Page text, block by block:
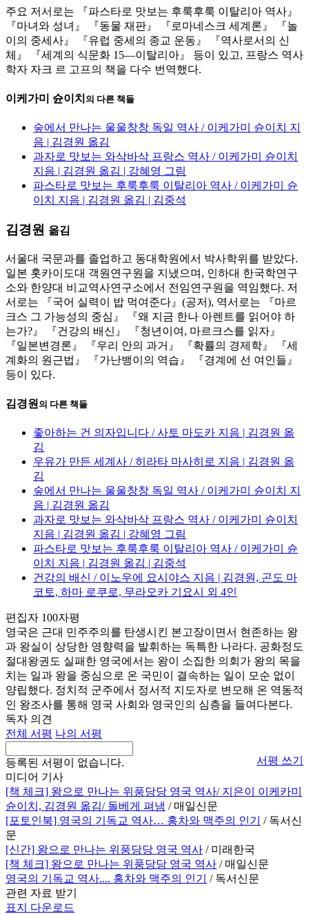
주요 저서로는 『파스타로 맛보는 후룩후룩 이탈리아 역사』
『마녀와 성녀』 『동물 재판』 『로마네스크 세계론』 『놀
이의 중세사』 『유럽 중세의 종교 운동』 『역사로서의 신
체』 『세계의 식문화 15―이탈리아』 등이 있고, 프랑스 역사
학자 자크 르 고프의 책을 다수 번역했다.
이케가미 슌이치 의 다른 책들
숲에서 만나는 울울창창 독일 역사 / 이케가미 슌이치 지
음 | 김경원 옮김
과자로 맛보는 와삭바삭 프랑스 역사 / 이케가미 슌이치
지음 | 김경원 옮김 | 강혜영 그림
파스타로 맛보는 후룩후룩 이탈리아 역사 / 이케가미 슌
이치 지음 | 김경원 옮김 | 김중석
김경원 옮김
서울대 국문과를 졸업하고 동대학원에서 박사학위를 받았다.
일본 홋카이도대 객원연구원을 지냈으며, 인하대 한국학연구
소와 한양대 비교역사연구소에서 전임연구원을 역임했다. 저
서로는 『국어 실력이 밥 먹여준다』(공저), 역서로는 『마르
크스 그 가능성의 중심』 『왜 지금 한나 아렌트를 읽어야 하
는가?』 『건강의 배신』 『청년이여, 마르크스를 읽자』
『일본변경론』 『우리 안의 과거』 『확률의 경제학』 『세
계화의 원근법』 『가난뱅이의 역습』 『경계에 선 여인들』
등이 있다.
김경원 의 다른 책들
좋아하는 건 의자입니다 / 사토 마도카 지음 | 김경원 옮
김
우유가 만든 세계사 / 히라타 마사히로 지음 | 김경원 옮
김
숲에서 만나는 울울창창 독일 역사 / 이케가미 슌이치 지
음 | 김경원 옮김
과자로 맛보는 와삭바삭 프랑스 역사 / 이케가미 슌이치
지음 | 김경원 옮김 | 강혜영 그림
파스타로 맛보는 후룩후룩 이탈리아 역사 / 이케가미 슌
이치 지음 | 김경원 옮김 | 김중석
건강의 배신 / 이노우에 요시야스 지음 | 김경원, 곤도 마
코토, 하마 로쿠로, 무라오카 기요시 외 4인
편집자 100자평
영국은 근대 민주주의를 탄생시킨 본고장이면서 현존하는 왕
과 왕실이 상당한 영향력을 발휘하는 독특한 나라다. 공화정도
절대왕권도 실패한 영국에서는 왕이 소집한 의회가 왕의 목을
치는 일과 왕을 중심으로 온 국민이 결속하는 일이 모순 없이
양립했다. 정치적 군주에서 정서적 지도자로 변모해 온 역동적
인 왕조사를 통해 영국 사회와 영국인의 심층을 들여다본다.
독자 의견
전체 서평 나의 서평
서평 쓰기
등록된 서평이 없습니다.
미디어 기사
[책 체크] 왕으로 만나는 위풍당당 영국 역사/ 지은이 이케카미
슌이치, 김경원 옮김/ 돌베게 펴냄 / 매일신문
[포토인북] 영국의 기독교 역사… 홍차와 맥주의 인기
/ 독서신
문
[신간] 왕으로 만나는 위풍당당 영국 역사 / 미래한국
[책 체크] 왕으로 만나는 위풍당당 영국 역사 / 매일신문
영국의 기독교 역사.... 홍차와 맥주의 인기
/ 독서신문
관련 자료 받기
표지 다운로드